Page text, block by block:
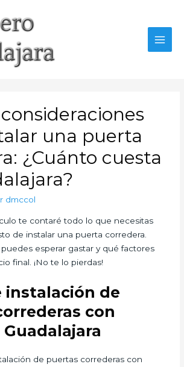
una puerta
¿Cuánto cuesta
dmccol
te contaré todo lo que necesitas
de instalar una puerta corredera.
esperar gastar y qué factores
final. ¡No te lo pierdas!
instalación de
con
de puertas correderas con